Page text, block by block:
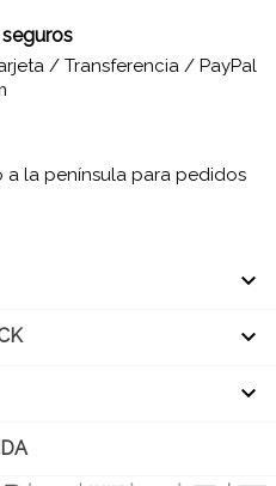
/ Transferencia / PayPal
a la península para pedidos


